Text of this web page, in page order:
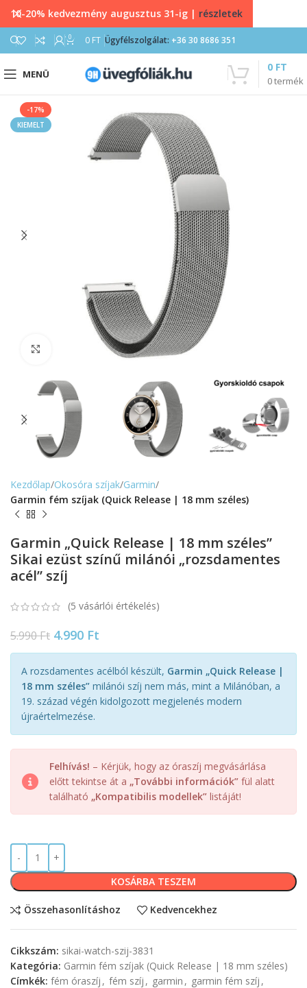
0 0 FT Ügyfélszolgálat: +36 30 8686 351
MENÜ
0termék
0 FT
-17%
KIEMELT
Kezdőlap Okosóra szíjak Garmin
Garmin fém szíjak (Quick Release | 18 mm széles)
Garmin „Quick Release | 18 mm széles”
Sikai ezüst színű milánói „rozsdamentes
acél” szíj
(5 vásárlói értékelés)
5.990Ft 4.990 Ft
A rozsdamentes acélból készült, Garmin „Quick Release |
18 mm széles” milánói szíj nem más, mint a Milánóban, a
19. század végén kidolgozott megjelenés modern
újraértelmezése.
Felhívás! – Kérjük, hogy az óraszíj megvásárlása
előtt tekintse át a „További információk” fül alatt
található „Kompatibilis modellek” listáját!
KOSÁRBA TESZEM
Összehasonlításhoz Kedvencekhez
Cikkszám: sikai-watch-szij-3831
Kategória: Garmin fém szíjak (Quick Release | 18 mm széles)
Címkék: fém óraszíj , fém szíj , garmin , garmin fém szíj ,
10-20% kedvezmény augusztus 31-ig | részletek